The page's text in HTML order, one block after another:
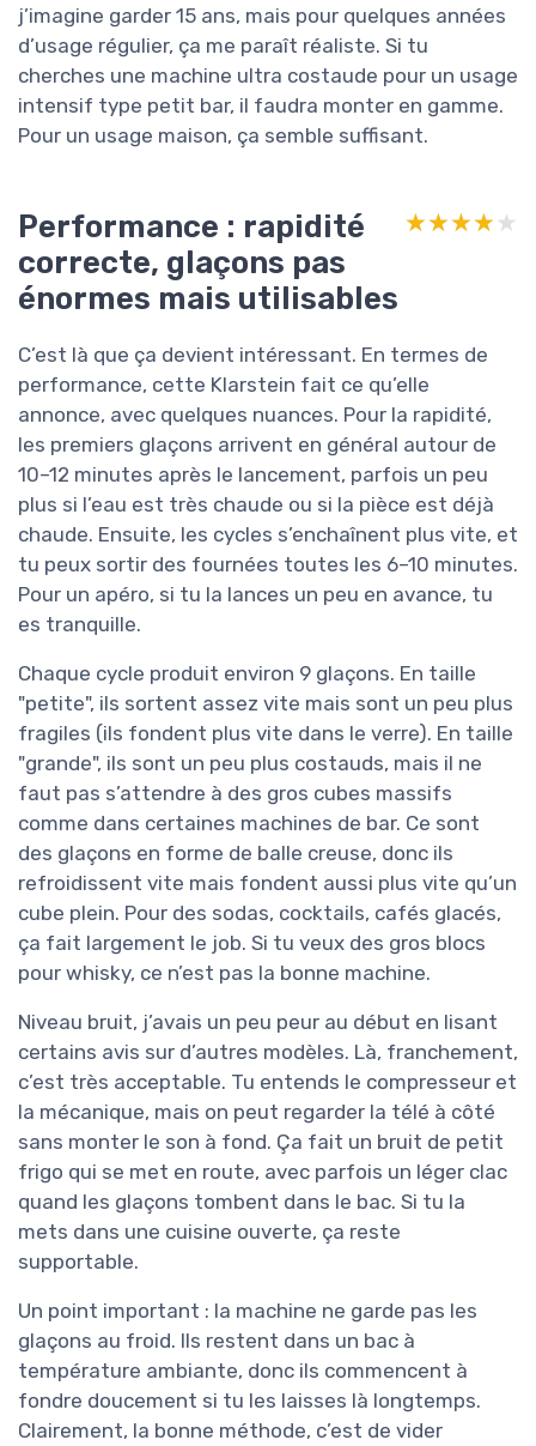
j’imagine garder 15 ans, mais pour quelques années
d’usage régulier, ça me paraît réaliste. Si tu
cherches une machine ultra costaude pour un usage
intensif type petit bar, il faudra monter en gamme.
Pour un usage maison, ça semble suffisant.
Performance : rapidité
correcte, glaçons pas
énormes mais utilisables
★★★★★
★★★★★
C’est là que ça devient intéressant. En termes de
performance, cette Klarstein fait ce qu’elle
annonce, avec quelques nuances. Pour la rapidité,
les premiers glaçons arrivent en général autour de
10–12 minutes après le lancement, parfois un peu
plus si l’eau est très chaude ou si la pièce est déjà
chaude. Ensuite, les cycles s’enchaînent plus vite, et
tu peux sortir des fournées toutes les 6–10 minutes.
Pour un apéro, si tu la lances un peu en avance, tu
es tranquille.
Chaque cycle produit environ 9 glaçons. En taille
"petite", ils sortent assez vite mais sont un peu plus
fragiles (ils fondent plus vite dans le verre). En taille
"grande", ils sont un peu plus costauds, mais il ne
faut pas s’attendre à des gros cubes massifs
comme dans certaines machines de bar. Ce sont
des glaçons en forme de balle creuse, donc ils
refroidissent vite mais fondent aussi plus vite qu’un
cube plein. Pour des sodas, cocktails, cafés glacés,
ça fait largement le job. Si tu veux des gros blocs
pour whisky, ce n’est pas la bonne machine.
Niveau bruit, j’avais un peu peur au début en lisant
certains avis sur d’autres modèles. Là, franchement,
c’est très acceptable. Tu entends le compresseur et
la mécanique, mais on peut regarder la télé à côté
sans monter le son à fond. Ça fait un bruit de petit
frigo qui se met en route, avec parfois un léger clac
quand les glaçons tombent dans le bac. Si tu la
mets dans une cuisine ouverte, ça reste
supportable.
Un point important : la machine ne garde pas les
glaçons au froid. Ils restent dans un bac à
température ambiante, donc ils commencent à
fondre doucement si tu les laisses là longtemps.
Clairement, la bonne méthode, c’est de vider